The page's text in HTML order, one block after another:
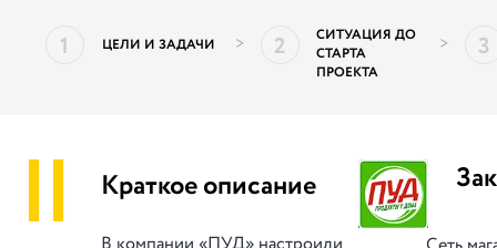
1 ЦЕЛИ И ЗАДАЧИ > 2
СИТУАЦИЯ ДО
СТАРТА
ПРОЕКТА
> 3
|| Краткое описание